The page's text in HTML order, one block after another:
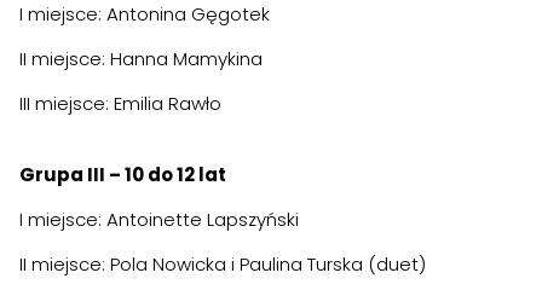
I miejsce: Antonina Gęgotek
II miejsce: Hanna Mamykina
III miejsce: Emilia Rawło
Grupa III – 10 do 12 lat
I miejsce: Antoinette Lapszyński
II miejsce: Pola Nowicka i Paulina Turska (duet)